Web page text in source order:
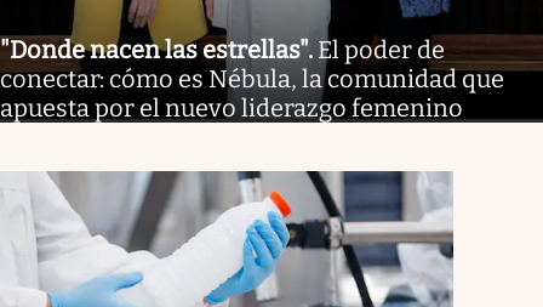
"Donde nacen las estrellas". El poder de
conectar: cómo es Nébula, la comunidad que
apuesta por el nuevo liderazgo femenino